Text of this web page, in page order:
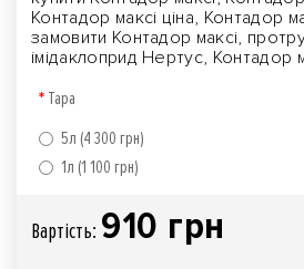
Контадор максі ціна, Контадор
замовити Контадор максі,
імідаклоприд Нертус, Контадор
Тара
5л (4 300 грн)
1л (1 100 грн)
Вартiсть: 910 грн